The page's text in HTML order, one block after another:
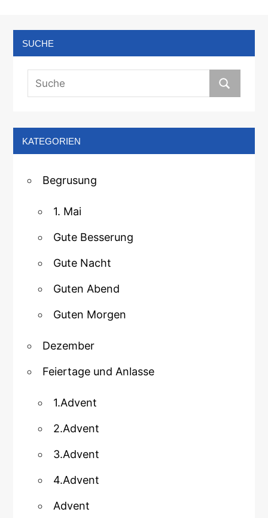
SUCHE
KATEGORIEN
Begrusung
1. Mai
Gute Besserung
Gute Nacht
Guten Abend
Guten Morgen
Dezember
Feiertage und Anlasse
1.Advent
2.Advent
3.Advent
4.Advent
Advent